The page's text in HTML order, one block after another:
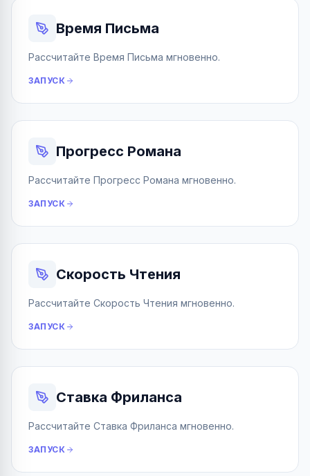
Время Письма
Рассчитайте Время Письма мгновенно.
ЗАПУСК
Прогресс Романа
Рассчитайте Прогресс Романа мгновенно.
ЗАПУСК
Скорость Чтения
Рассчитайте Скорость Чтения мгновенно.
ЗАПУСК
Ставка Фриланса
Рассчитайте Ставка Фриланса мгновенно.
ЗАПУСК